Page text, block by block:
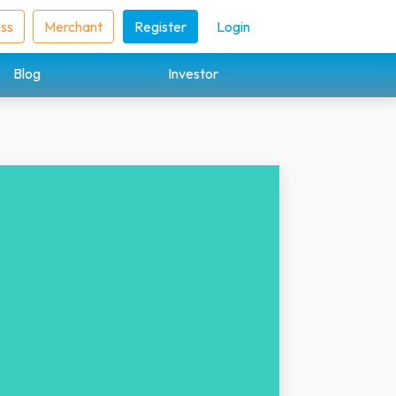
Merchant Register Login
Blog Investor